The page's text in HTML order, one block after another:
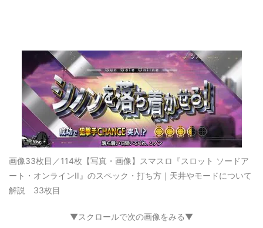
画像33枚目／114枚 【写真・画像】スマスロ『スロット ソードア
ート・オンラインII』のスペック・打ち方｜天井やモードについて
解説 33枚目
▼スクロールで次の画像をみる▼